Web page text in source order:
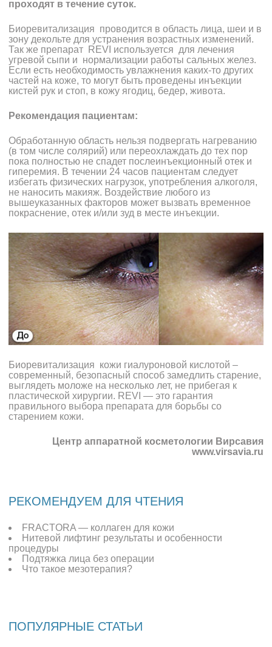
проходят в течение суток.
Биоревитализация проводится в область лица, шеи и в
зону декольте для устранения возрастных изменений.
Так же препарат REVI используется для лечения
угревой сыпи и нормализации работы сальных желез.
Если есть необходимость увлажнения каких-то других
частей на коже, то могут быть проведены инъекции
кистей рук и стоп, в кожу ягодиц, бедер, живота.
Рекомендация пациентам:
Обработанную область нельзя подвергать нагреванию
(в том числе солярий) или переохлаждать до тех пор
пока полностью не спадет послеинъекционный отек и
гиперемия. В течении 24 часов пациентам следует
избегать физических нагрузок, употребления алкоголя,
не наносить макияж. Воздействие любого из
вышеуказанных факторов может вызвать временное
покраснение, отек и/или зуд в месте инъекции.
Биоревитализация кожи гиалуроновой кислотой –
современный, безопасный способ замедлить старение,
выглядеть моложе на несколько лет, не прибегая к
пластической хирургии. REVI — это гарантия
правильного выбора препарата для борьбы со
старением кожи.
Центр аппаратной косметологии Вирсавия
www.virsavia.ru
РЕКОМЕНДУЕМ ДЛЯ ЧТЕНИЯ
FRACTORA — коллаген для кожи
Нитевой лифтинг результаты и особенности
процедуры
Подтяжка лица без операции
Что такое мезотерапия?
ПОПУЛЯРНЫЕ СТАТЬИ